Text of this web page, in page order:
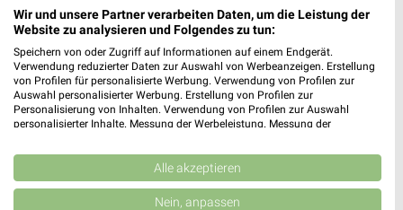
Wir und unsere Partner verarbeiten Daten, um die Leistung der
Website zu analysieren und Folgendes zu tun:
Speichern von oder Zugriff auf Informationen auf einem Endgerät.
Verwendung reduzierter Daten zur Auswahl von Werbeanzeigen. Erstellung
von Profilen für personalisierte Werbung. Verwendung von Profilen zur
Auswahl personalisierter Werbung. Erstellung von Profilen zur
Personalisierung von Inhalten. Verwendung von Profilen zur Auswahl
personalisierter Inhalte. Messung der Werbeleistung. Messung der
Kombinationen von Daten aus verschiedenen Quellen. Entwicklung und
Verbesserung der Angebote. Verwendung reduzierter Daten zur Auswahl
von Inhalten.
Daten können außerhalb der Europäischen Union weitergegeben und in die
Alle akzeptieren
Nein, anpassen